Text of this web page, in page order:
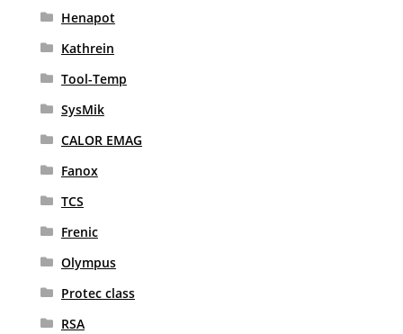
Henapot
Kathrein
Tool-Temp
SysMik
CALOR EMAG
Fanox
TCS
Frenic
Olympus
Protec class
RSA